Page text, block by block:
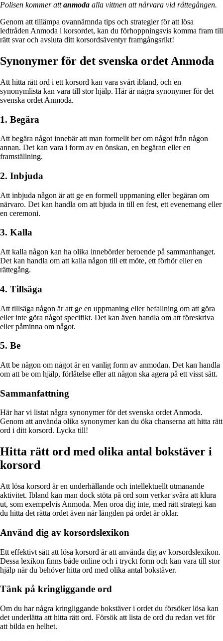
Polisen kommer attanmoda alla vittnen att närvara vid rättegången.
Genom att tillämpa ovannämnda tips och strategier för att lösa
ledtråden Anmoda i korsordet, kan du förhoppningsvis komma fram till
rätt svar och avsluta ditt korsordsäventyr framgångsrikt!
Synonymer för det svenska ordet Anmoda
Att hitta rätt ord i ett korsord kan vara svårt ibland, och en
synonymlista kan vara till stor hjälp. Här är några synonymer för det
svenska ordet Anmoda.
1. Begära
Att begära något innebär att man formellt ber om något från någon
annan. Det kan vara i form av en önskan, en begäran eller en
framställning.
2. Inbjuda
Att inbjuda någon är att ge en formell uppmaning eller begäran om
närvaro. Det kan handla om att bjuda in till en fest, ett evenemang eller
en ceremoni.
3. Kalla
Att kalla någon kan ha olika innebörder beroende på sammanhanget.
Det kan handla om att kalla någon till ett möte, ett förhör eller en
rättegång.
4. Tillsäga
Att tillsäga någon är att ge en uppmaning eller befallning om att göra
eller inte göra något specifikt. Det kan även handla om att föreskriva
eller påminna om något.
5. Be
Att be någon om något är en vanlig form av anmodan. Det kan handla
om att be om hjälp, förlåtelse eller att någon ska agera på ett visst sätt.
Sammanfattning
Här har vi listat några synonymer för det svenska ordet Anmoda.
Genom att använda olika synonymer kan du öka chanserna att hitta rätt
ord i ditt korsord. Lycka till!
Hitta rätt ord med olika antal bokstäver i
korsord
Att lösa korsord är en underhållande och intellektuellt utmanande
aktivitet. Ibland kan man dock stöta på ord som verkar svåra att klura
ut, som exempelvis Anmoda. Men oroa dig inte, med rätt strategi kan
du hitta det rätta ordet även när längden på ordet är oklar.
Använd dig av korsordslexikon
Ett effektivt sätt att lösa korsord är att använda dig av korsordslexikon.
Dessa lexikon finns både online och i tryckt form och kan vara till stor
hjälp när du behöver hitta ord med olika antal bokstäver.
Tänk på kringliggande ord
Om du har några kringliggande bokstäver i ordet du försöker lösa kan
det underlätta att hitta rätt ord. Försök att lista de ord du redan vet för
att bilda en helhet.